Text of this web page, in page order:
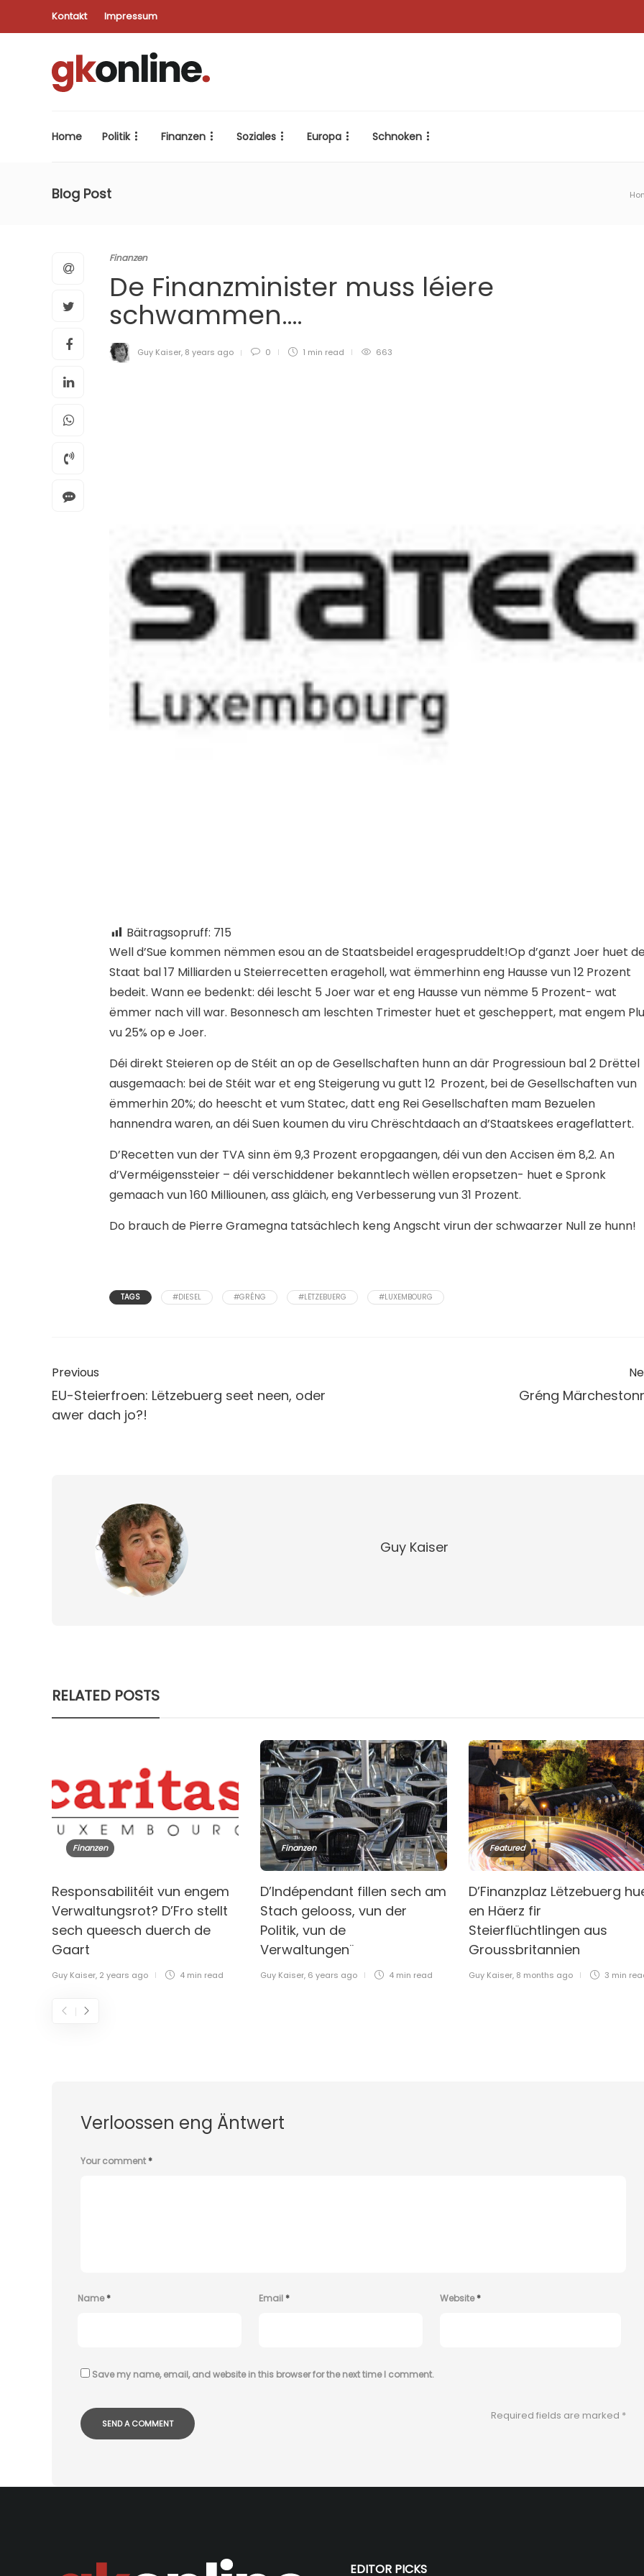
Kontakt Impressum
Home Politik Finanzen Soziales Europa Schnoken
Blog Post
Finanzen
De Finanzminister muss léiere
schwammen….
Guy Kaiser, 8 years ago 0 1 min read 663
Bäitragsopruff: 715
Well d’Sue kommen nëmmen esou an de Staatsbeidel eragespruddelt!Op d’ganzt Joer huet
Staat bal 17 Milliarden u Steierrecetten erageholl, wat ëmmerhinn eng Hausse vun 12 Prozent
bedeit. Wann ee bedenkt: déi lescht 5 Joer war et eng Hausse vun nëmme 5 Prozent- wat
ëmmer nach vill war. Besonnesch am leschten Trimester huet et gescheppert, mat engem
vu 25% op e Joer.
Déi direkt Steieren op de Stéit an op de Gesellschaften hunn an där Progressioun bal 2 Drëttel
ausgemaach: bei de Stéit war et eng Steigerung vu gutt 12 Prozent, bei de Gesellschaften vun
ëmmerhin 20%; do heescht et vum Statec, datt eng Rei Gesellschaften mam Bezuelen
hannendra waren, an déi Suen koumen du viru Chrëschtdaach an d’Staatskees erageflattert.
D’Recetten vun der TVA sinn ëm 9,3 Prozent eropgaangen, déi vun den Accisen ëm 8,2. An
d’Verméigenssteier – déi verschiddener bekanntlech wëllen eropsetzen- huet e Spronk
gemaach vun 160 Milliounen, ass gläich, eng Verbesserung vun 31 Prozent.
Do brauch de Pierre Gramegna tatsächlech keng Angscht virun der schwaarzer Null ze hunn!
TAGS #DIESEL #GRÉNG #LËTZEBUERG #LUXEMBOURG
Previous
EU-Steierfroen: Lëtzebuerg seet neen, oder
awer dach jo?!
Gréng
Guy Kaiser
RELATED POSTS
Finanzen
Responsabilitéit vun engem
Verwaltungsrot? D’Fro stellt
sech queesch duerch de
Gaart
Guy Kaiser, 2 years ago 4 min read
Finanzen
D’Indépendant fillen sech am
Stach gelooss, vun der
Politik, vun de
Verwaltungen¨
Guy Kaiser, 6 years ago 4 min read
Featured
D’Finanzplaz Lëtzebuerg
en Häerz fir
Steierflüchtlingen aus
Groussbritannien
Guy Kaiser, 8 months ago 3 min
Verloossen eng Äntwert
Your comment*
Name* Email* Website*
Save my name, email, and website in this browser for the next time I comment.
Required fields are marked *
EDITOR PICKS